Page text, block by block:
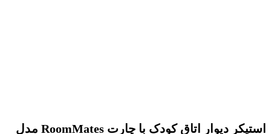
استیکر دیوار اتاق کودک با چارت RoomMates مدل